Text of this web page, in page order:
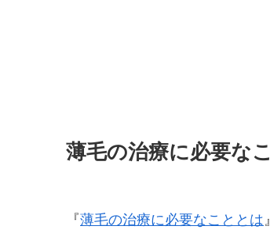
薄毛の治療に必要な
『薄毛の治療に必要なこととは